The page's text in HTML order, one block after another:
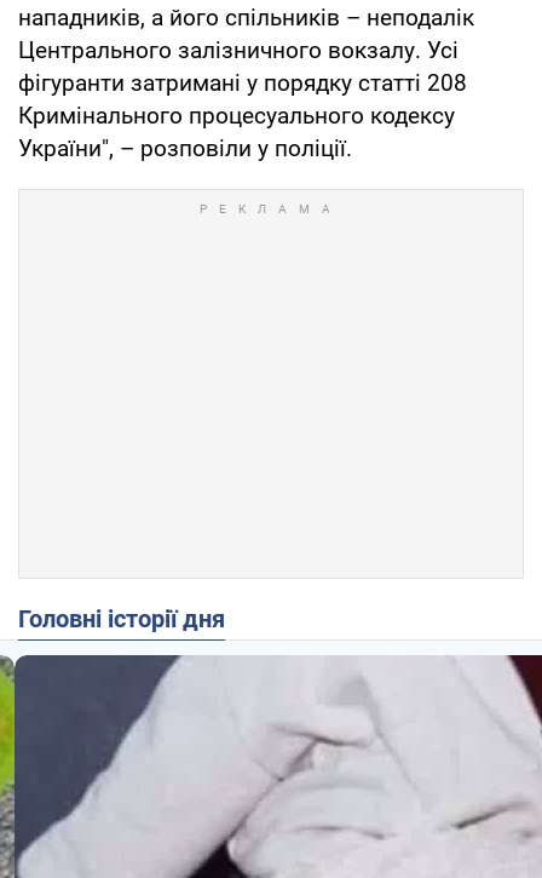
нападників, а його спільників – неподалік
Центрального залізничного вокзалу. Усі
фігуранти затримані у порядку статті 208
Кримінального процесуального кодексу
України", – розповіли у поліції.
Головні історії дня